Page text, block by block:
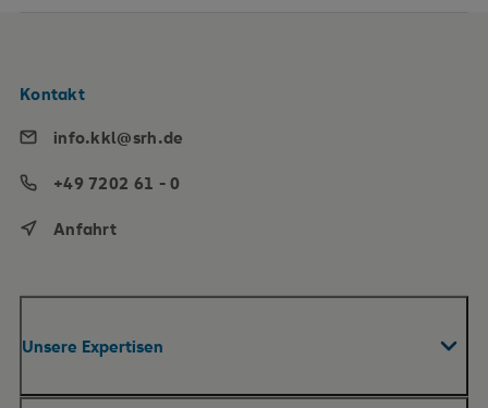
Unsere Expertisen
Kontakt
info.kkl@srh.de
+49 7202 61 - 0
Anfahrt